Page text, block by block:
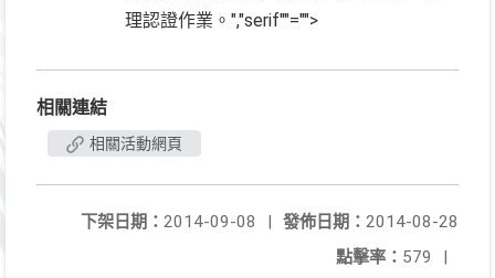
理認證作業。 ","serif""="">
相關連結
相關活動網頁
發佈日期： 2014-08-28
下架日期： 2014-09-08
|
點擊率： 579 |